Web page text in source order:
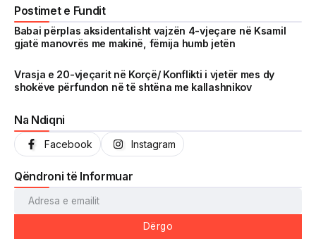
qytetare dhe zhvillimet që prekin drejtpërdrejt jetën e
përditshme të shqiptarëve.
arritura në një kohë shumë të shkurtër, Vrojtuesit është
kthyer në një zë të fortë informimi dhe një pasqyrë reale të
Postimet e Fundit
Babai përplas aksidentalisht vajzën 4-vjeçare në Ksamil
gjatë manovrës me makinë, fëmija humb jetën
Vrasja e 20-vjeçarit në Korçë/ Konflikti i vjetër mes dy
shokëve përfundon në të shtëna me kallashnikov
Na Ndiqni
Facebook Instagram
Qëndroni të Informuar
Dërgo